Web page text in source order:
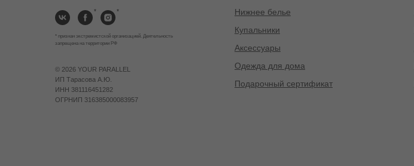
Нижнее белье
Купальники
Аксессуары
Одежда для дома
Подарочный сертификат
© 2026 YOUR PARALLEL
ИП Тарасова А.Ю.
ИНН 381116451282
ОГРНИП 316385000083957
* признан экстремистской организацией. Деятельность
запрещена на территории РФ
* *